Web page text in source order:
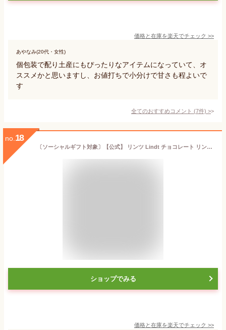
価格と在庫を楽天でチェック >>
あやなみ(20代・女性)
個包装で配り土産にもぴったりなアイテムになっていて、オ
ススメかと思いますし、お値打ちで小分けで甘さも程よいで
す
全てのおすすめコメント (7件) >
no. 18
〔ソーシャルギフト対象〕【公式】 リンツ Lindt チョコレート リンドール テイスティングセット 16個入｜夏ギフト ギフト 可愛い スイーツ お菓子 おしゃれ 誕生日 手土産 お礼 お返し 家族 プチギフト【レビューキャンペーン対象】
ショップでみる
価格と在庫を楽天でチェック >>